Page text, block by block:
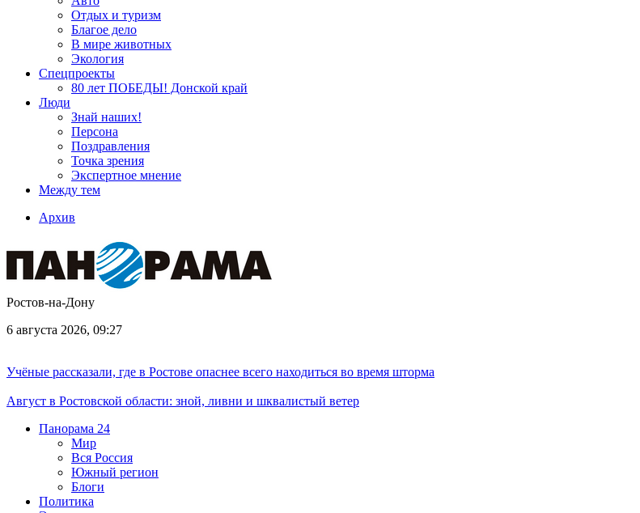
Отдых и туризм
Благое дело
В мире животных
Экология
Спецпроекты
80 лет ПОБЕДЫ! Донской край
Люди
Знай наших!
Персона
Поздравления
Точка зрения
Экспертное мнение
Между тем
Архив
Ростов-на-Дону
6 августа 2026, 09:27
Учёные рассказали, где в Ростове опаснее всего находиться во время шторма
Август в Ростовской области: зной, ливни и шквалистый ветер
Панорама 24
Мир
Вся Россия
Южный регион
Блоги
Политика